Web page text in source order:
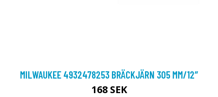
MILWAUKEE 4932478253 BRÄCKJÄRN 305 MM/12″
168 SEK